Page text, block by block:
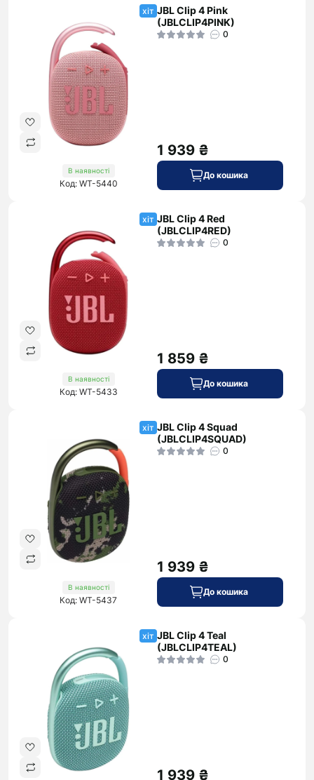
хіт
В наявності
Код: WT-5440
JBL Clip 4 Pink
(JBLCLIP4PINK)
0
1 939 ₴
До кошика
хіт
В наявності
Код: WT-5433
JBL Clip 4 Red
(JBLCLIP4RED)
0
1 859 ₴
До кошика
хіт
В наявності
Код: WT-5437
JBL Clip 4 Squad
(JBLCLIP4SQUAD)
0
1 939 ₴
До кошика
хіт JBL Clip 4 Teal
(JBLCLIP4TEAL)
0
1 939 ₴